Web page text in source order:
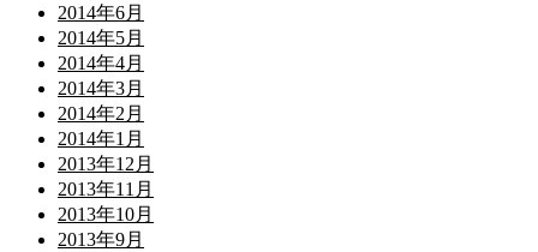
2014年6月
2014年5月
2014年4月
2014年3月
2014年2月
2014年1月
2013年12月
2013年11月
2013年10月
2013年9月